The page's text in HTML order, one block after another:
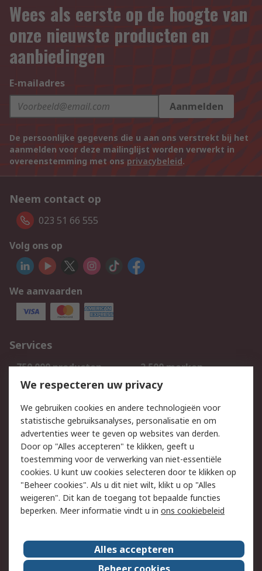
Wees als eerste op de hoogte van
onze nieuwste producten en
aanbiedingen
E-mailadres
Aanmelden
De persoonlijke gegevens die u aan ons verstrekt bij het
aanmelden voor deze mailinglijst worden verwerkt in
overeenstemming met ons privacybeleid.
Neem contact op
023 51 66 555
Volg ons op
We aanvaarden
Services
750.000 producten
2.500 merken
Bestellen
Inkoopoplossingen
Track & Trace
Wettelijk
Cookiebeleid
Email veiligheid
Privacybeleid
Websitevoorwaarden
Algemene
verkoopvoorwaarden
Over RS
RS Group Over ons
We respecteren uw privacy
We gebruiken cookies en andere technologieën voor
statistische gebruiksanalyses, personalisatie en om
advertenties weer te geven op websites van derden.
Door op "Alles accepteren" te klikken, geeft u
toestemming voor de verwerking van niet-essentiële
cookies. U kunt uw cookies selecteren door te klikken op
"Beheer cookies". Als u dit niet wilt, klikt u op "Alles
weigeren". Dit kan de toegang tot bepaalde functies
beperken. Meer informatie vindt u in ons cookiebeleid
Alles accepteren